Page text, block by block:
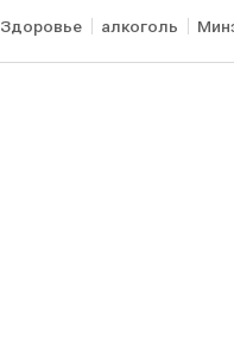
Здоровье алкоголь